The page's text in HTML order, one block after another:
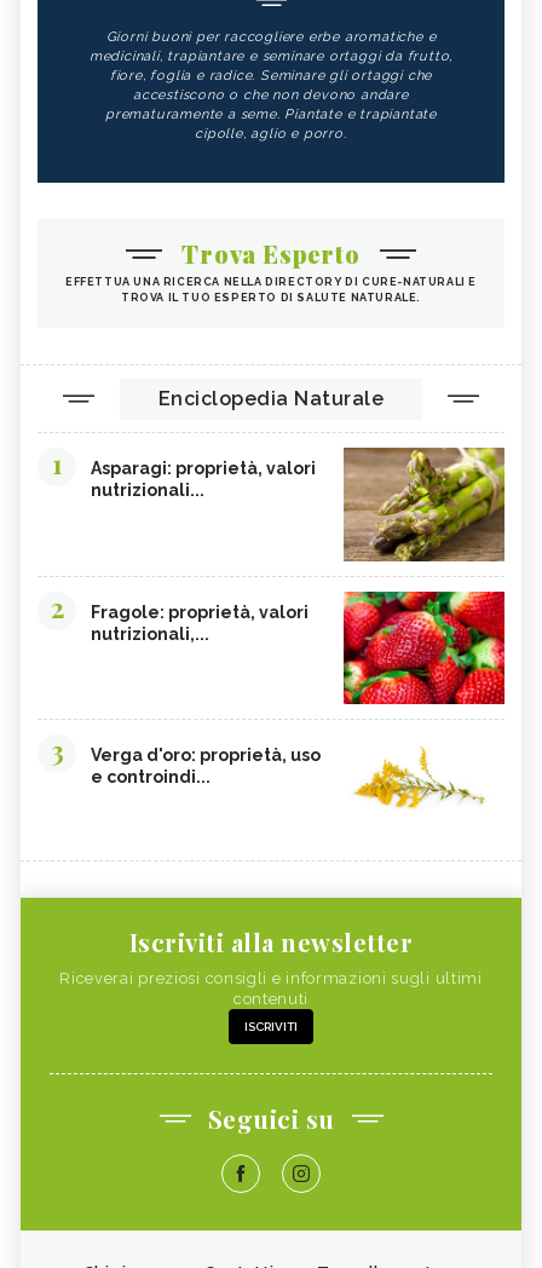
Giorni buoni per raccogliere erbe aromatiche e
medicinali, trapiantare e seminare ortaggi da frutto,
fiore, foglia e radice. Seminare gli ortaggi che
accestiscono o che non devono andare
prematuramente a seme. Piantate e trapiantate
cipolle, aglio e porro.
Trova Esperto
EFFETTUA UNA RICERCA NELLA DIRECTORY DI CURE-NATURALI E
TROVA IL TUO ESPERTO DI SALUTE NATURALE.
Enciclopedia Naturale
1
Asparagi: proprietà, valori
nutrizionali...
2
Fragole: proprietà, valori
nutrizionali,...
3
Verga d'oro: proprietà, uso
e controindi...
Iscriviti alla newsletter
Riceverai preziosi consigli e informazioni sugli ultimi
contenuti
ISCRIVITI
Seguici su